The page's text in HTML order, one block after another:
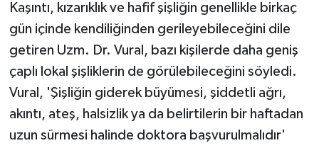
Kaşıntı, kızarıklık ve hafif şişliğin genellikle birkaç
gün içinde kendiliğinden gerileyebileceğini dile
getiren Uzm. Dr. Vural, bazı kişilerde daha geniş
çaplı lokal şişliklerin de görülebileceğini söyledi.
Vural, 'Şişliğin giderek büyümesi, şiddetli ağrı,
akıntı, ateş, halsizlik ya da belirtilerin bir haftadan
uzun sürmesi halinde doktora başvurulmalıdır'